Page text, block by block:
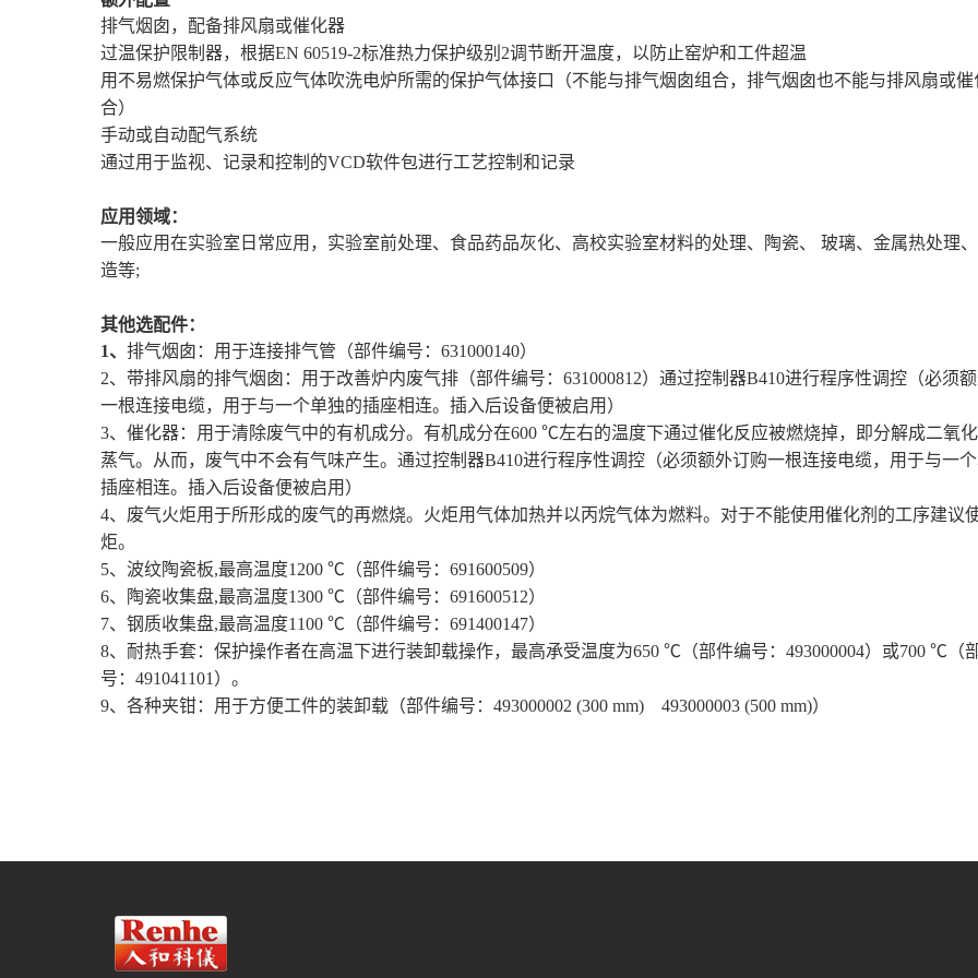
排气烟囱，配备排风扇或催化器
过温保护限制器，根据EN 60519-2标准热力保护级别 2调节断开温度，以防止窑炉和工件超温
用不易燃保护气体或反应气体吹洗电炉所需的保护气体接口（不能与排气烟囱组合，排气烟囱也不能与排风扇或催
合）
手动或自动配气系统
通过用于监视、记录和控制的VCD软件包进行工艺控制和记录
应用领域：
一般应用在实验室日常应用，实验室前处理、食品药品灰化、高校实验室材料的处理、陶瓷、 玻璃、金属热处理
造等;
其他选配件：
1、 排气烟囱：用于连接排气管（部件编号： 631000140）
2、带排风扇的排气烟囱：用于改善炉内废气排（部件编号： 631000812）通过控制器B410进行程序性调控（必须
一根连接电缆，用于与一个单独的插座相连。插入后设备便被启用 ）
3、催化器：用于清除废气中的有机成分。有机成分在600 ℃左右的温度下通过催化反应被燃烧掉，即分解成二氧
蒸气。从而，废气中不会有气味产生。 通过控制器B410进行程序性调控 （必须额外订购一根连接电缆，用于与一
插座相连。插入后设备便被启用 ）
4、废气火炬用于所形成的废气的再燃烧。火炬用气体加热并以丙烷气体为燃料。对于不能使用催化剂的工序建议
炬。
5、波纹陶瓷板,最高温度1200 ℃（部件编号： 691600509）
6、陶瓷收集盘,最高温度1300 ℃（部件编号： 691600512）
7、钢质收集盘,最高温度1100 ℃（部件编号： 691400147）
8、耐热手套：保护操作者在高温下进行装卸载操作，最高承受温度为650 ℃（部件编号： 493000004）或700 ℃（
号： 491041101 ）。
9、各种夹钳：用于方便工件的装卸载（部件编号： 493000002 (300 mm) 493000003 (500 mm)）